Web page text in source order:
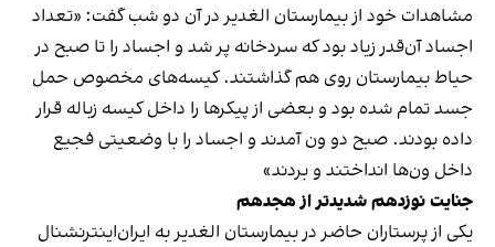
مشاهدات خود از بیمارستان الغدیر در آن دو شب گفت: «تعداد
اجساد آن‌قدر زیاد بود که سردخانه پر شد و اجساد را تا صبح در
حیاط بیمارستان روی هم گذاشتند. کیسه‌های مخصوص حمل
جسد تمام شده بود و بعضی از پیکرها را داخل کیسه زباله قرار
داده بودند. صبح دو ون آمدند و اجساد را با وضعیتی فجیع
داخل ون‌ها انداختند و بردند»
جنایت نوزدهم شدید‌تر از هجدهم
یکی از پرستاران حاضر در بیمارستان الغدیر به ایران‌اینترنشنال